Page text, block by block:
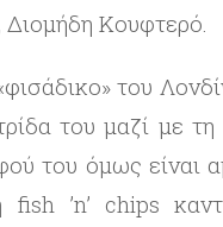
Διομήδη Κουφτερό.
του
του μαζί με
του όμως είναι
’n’ chips